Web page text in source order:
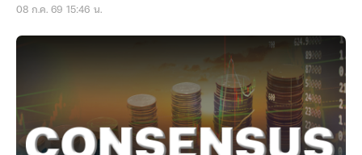
08 ก.ค. 69 15:46 น.